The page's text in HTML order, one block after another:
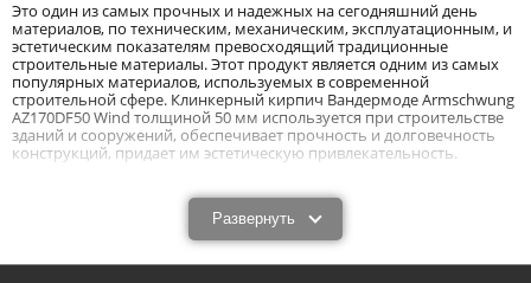
Это один из самых прочных и надежных на сегодняшний день
материалов, по техническим, механическим, эксплуатационным, и
эстетическим показателям превосходящий традиционные
строительные материалы. Этот продукт является одним из самых
популярных материалов, используемых в современной
строительной сфере. Клинкерный кирпич Вандермоде Armschwung
AZ170DF50 Wind толщиной 50 мм используется при строительстве
зданий и сооружений, обеспечивает прочность и долговечность
конструкций, придает им эстетическую привлекательность.
Клинкерный белый рядовой кирпич
Wandermode Armschwung AZ170DF50 Wind
размером 240x50x50 мм: особенности и
технические характеристики.
Развернуть